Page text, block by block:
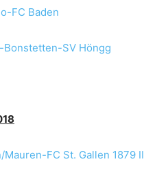
FC Baden
Bonstetten-SV Höngg
Mauren-FC St. Gallen 1879 II